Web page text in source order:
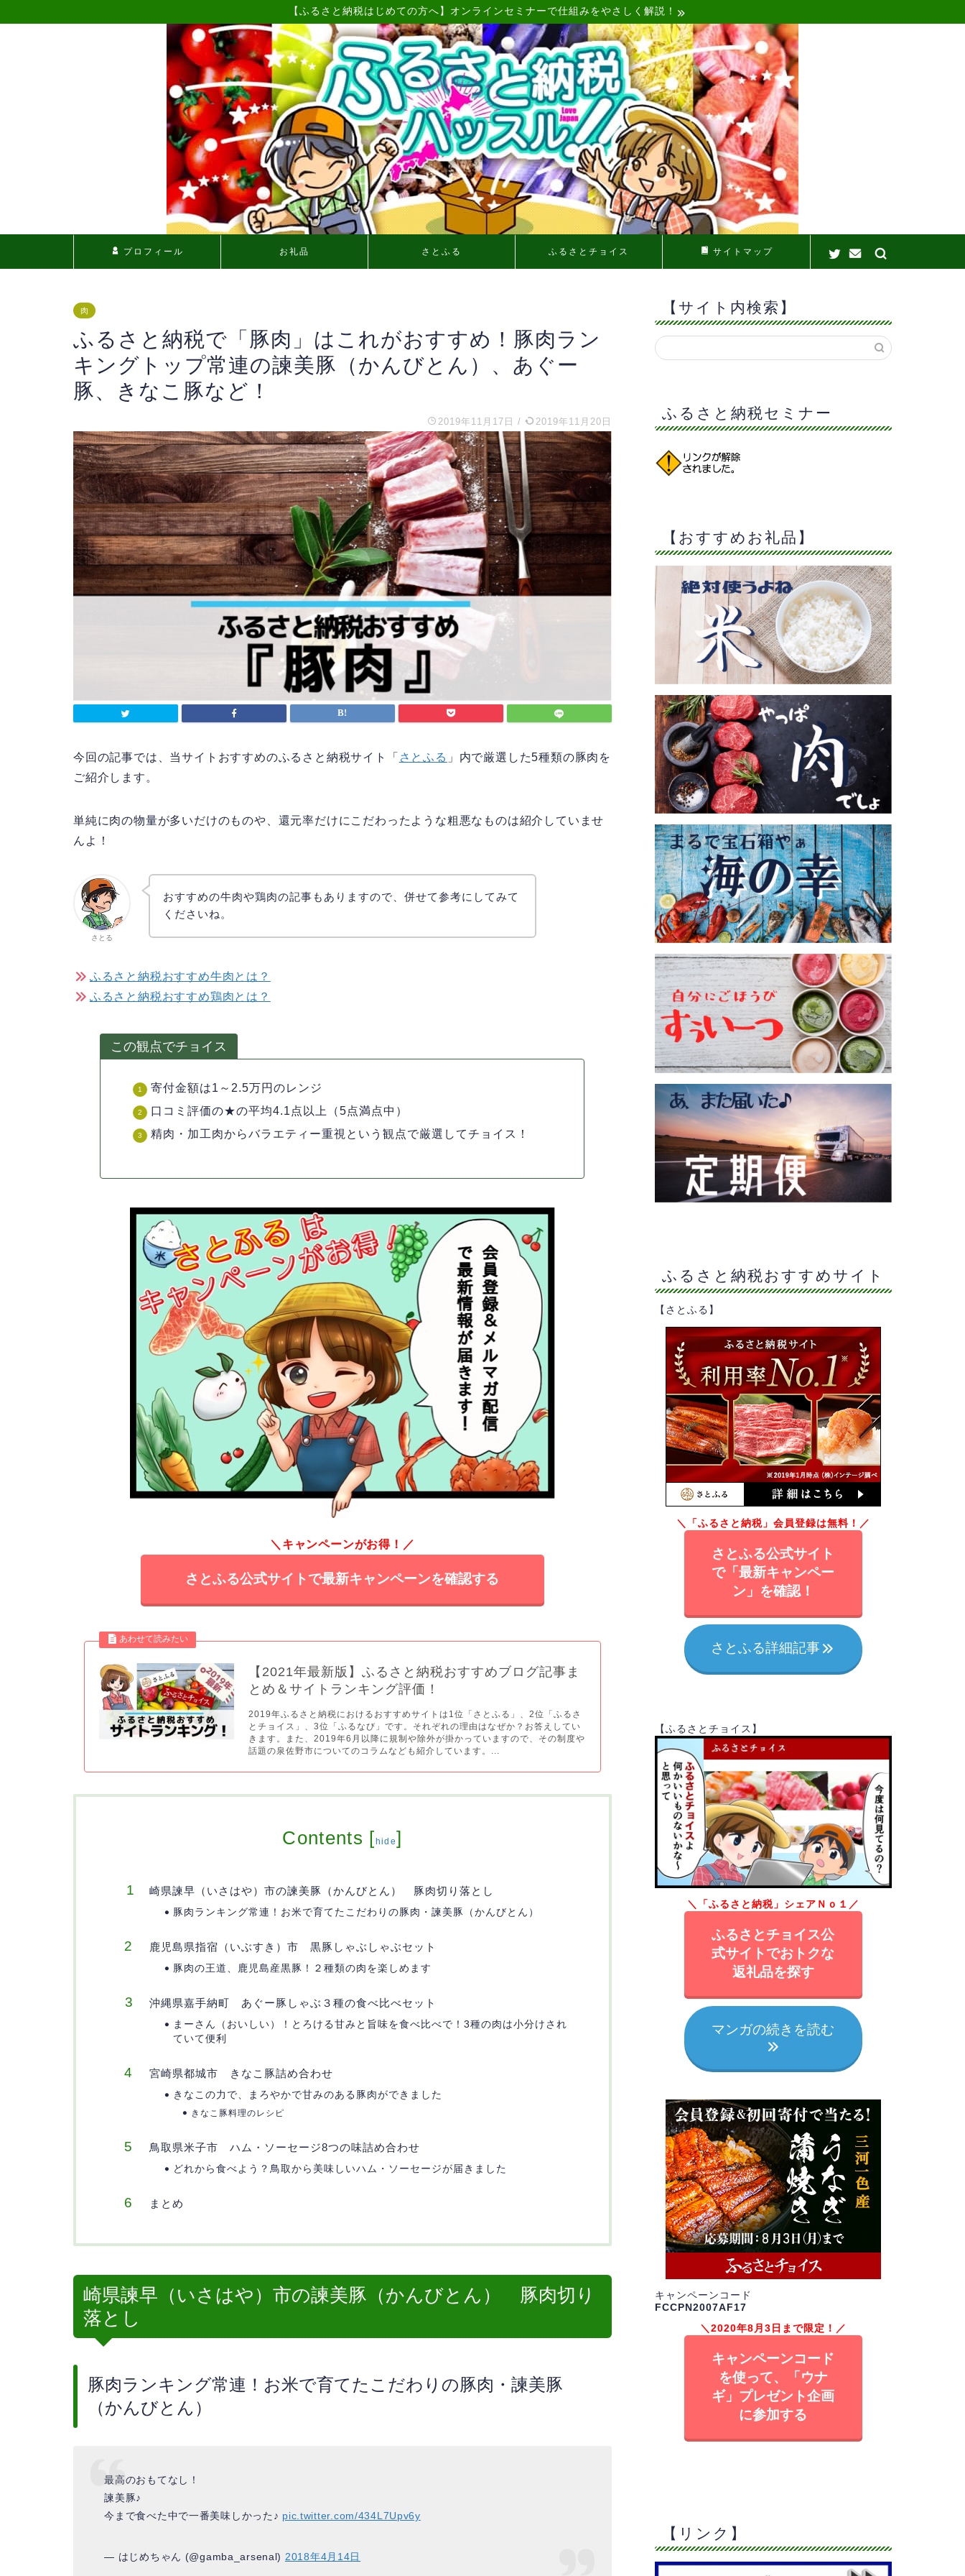
【ふるさと納税はじめての方へ】オンラインセミナーで仕組みをやさしく解説！
プロフィール お礼品 さとふる ふるさとチョイス サイトマップ
肉
ふるさと納税で「豚肉」はこれがおすすめ！豚肉ラン
キングトップ常連の諫美豚（かんびとん）、あぐー
豚、きなこ豚など！
2019年11月17日 / 2019年11月20日
今回の記事では、当サイトおすすめのふるさと納税サイト「 さとふる 」内で厳選した5種類の豚肉を
ご紹介します。
単純に肉の物量が多いだけのものや、還元率だけにこだわったような粗悪なものは紹介していませ
んよ！
さとる
おすすめの牛肉や鶏肉の記事もありますので、併せて参考にしてみて
くださいね。
ふるさと納税おすすめ牛肉とは？
ふるさと納税おすすめ鶏肉とは？
この観点でチョイス
寄付金額は1～2.5万円のレンジ
口コミ評価の★の平均4.1点以上（5点満点中）
精肉・加工肉からバラエティー重視という観点で厳選してチョイス！
＼キャンペーンがお得！／
さとふる公式サイトで最新キャンペーンを確認する
【2021年最新版】ふるさと納税おすすめブログ記事ま
とめ＆サイトランキング評価！
2019年ふるさと納税におけるおすすめサイトは1位「さとふる」、2位「ふるさ
とチョイス」、3位「ふるなび」です。それぞれの理由はなぜか？お答えしてい
きます。また、2019年6月以降に規制や除外が掛かっていますので、その制度や
話題の泉佐野市についてのコラムなども紹介しています。...
Contents [ hide]
崎県諫早（いさはや）市の諫美豚（かんびとん） 豚肉切り落とし
豚肉ランキング常連！お米で育てたこだわりの豚肉・諫美豚（かんびとん）
鹿児島県指宿（いぶすき）市 黒豚しゃぶしゃぶセット
豚肉の王道、鹿児島産黒豚！２種類の肉を楽しめます
沖縄県嘉手納町 あぐー豚しゃぶ３種の食べ比べセット
まーさん（おいしい）！とろける甘みと旨味を食べ比べで！3種の肉は小分けされ
ていて便利
宮崎県都城市 きなこ豚詰め合わせ
きなこの力で、まろやかで甘みのある豚肉ができました
きなこ豚料理のレシピ
鳥取県米子市 ハム・ソーセージ8つの味詰め合わせ
どれから食べよう？鳥取から美味しいハム・ソーセージが届きました
まとめ
崎県諫早（いさはや）市の諫美豚（かんびとん） 豚肉切り
落とし
豚肉ランキング常連！お米で育てたこだわりの豚肉・諫美豚
（かんびとん）
最高のおもてなし！
諫美豚♪
今まで食べた中で一番美味しかった♪ pic.twitter.com/434L7Upv6y
— はじめちゃん (@gamba_arsenal) 2018年4月14日
【サイト内検索】
ふるさと納税セミナー
【おすすめお礼品】
ふるさと納税おすすめサイト
【さとふる】
＼「ふるさと納税」会員登録は無料！／
さとふる公式サイト
で「最新キャンペー
ン」を確認！
さとふる詳細記事
【ふるさとチョイス】
＼「ふるさと納税」シェアＮｏ１／
ふるさとチョイス公
式サイトでおトクな
返礼品を探す
マンガの続きを読む
キャンペーンコード
FCCPN2007AF17
＼2020年8月3日まで限定！／
キャンペーンコード
を使って、「ウナ
ギ」プレゼント企画
に参加する
【リンク】